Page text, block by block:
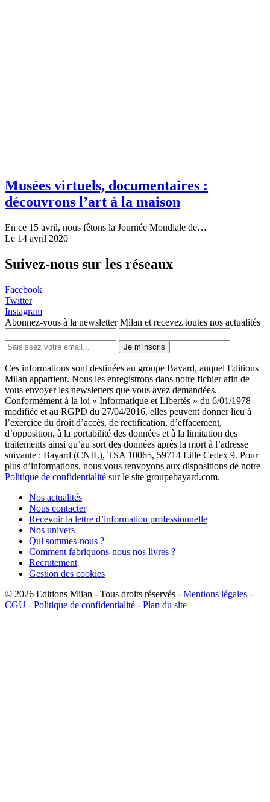
Musées virtuels, documentaires :
découvrons l’art à la maison
En ce 15 avril, nous fêtons la Journée Mondiale de…
Le 14 avril 2020
Suivez-nous sur les réseaux
Facebook
Twitter
Instagram
Abonnez-vous à la newsletter Milan et recevez toutes nos actualités
Je m'inscris
Ces informations sont destinées au groupe Bayard, auquel Editions
Milan appartient. Nous les enregistrons dans notre fichier afin de
vous envoyer les newsletters que vous avez demandées.
Conformément à la loi « Informatique et Libertés » du 6/01/1978
modifiée et au RGPD du 27/04/2016, elles peuvent donner lieu à
l’exercice du droit d’accès, de rectification, d’effacement,
d’opposition, à la portabilité des données et à la limitation des
traitements ainsi qu’au sort des données après la mort à l’adresse
suivante : Bayard (CNIL), TSA 10065, 59714 Lille Cedex 9. Pour
plus d’informations, nous vous renvoyons aux dispositions de notre
Politique de confidentialité sur le site groupebayard.com.
Nos actualités
Nous contacter
Recevoir la lettre d’information professionnelle
Nos univers
Qui sommes-nous ?
Comment fabriquons-nous nos livres ?
Recrutement
Gestion des cookies
© 2026 Editions Milan - Tous droits réservés - Mentions légales -
CGU - Politique de confidentialité - Plan du site